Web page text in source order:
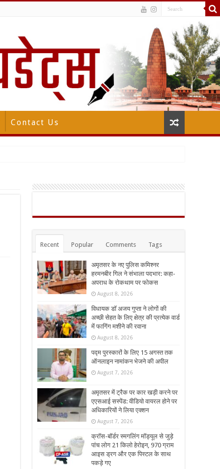
Contact Us
Recent Popular Comments Tags
अमृतसर के नए पुलिस कमिश्नर
हरमनबीर गिल ने संभाला पदभार: कहा-
अपराध के रोकथाम पर फोकस
August 8, 2026
विधायक डॉ अजय गुप्ता ने लोगों की
अच्छी सेहत के लिए क्षेत्र की प्रत्येक वार्ड
में फागिंग मशीने की रवाना
August 8, 2026
पद्म पुरस्कारों के लिए 15 अगस्त तक
ऑनलाइन नामांकन भेजने की अपील
August 7, 2026
अमृतसर में ट्रैक पर कार खड़ी करने पर
एएसआई सस्पेंड: वीडियो वायरल होने पर
अधिकारियों ने लिया एक्शन
August 7, 2026
क्रॉस-बॉर्डर स्मगलिंग मॉड्यूल से जुड़े
पांच लोग 21 किलो हेरोइन, 970 ग्राम
आइस ड्रग और एक पिस्टल के साथ
पकड़े गए